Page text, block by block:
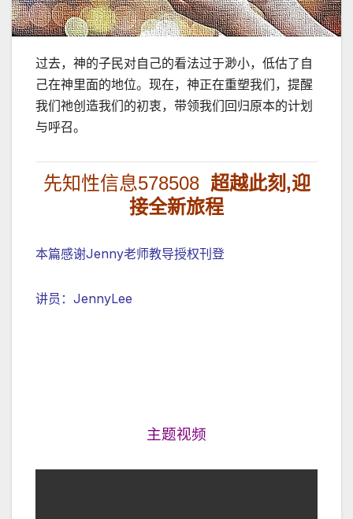
过去，神的子民对自己的看法过于渺小，低估了自
己在神里面的地位。现在，神正在重塑我们，提醒
我们祂创造我们的初衷，带领我们回归原本的计划
与呼召。
先知性信息578508超越此刻,迎
接全新旅程
本篇感谢Jenny老师教导授权刊登
讲员：JennyLee
主题视频